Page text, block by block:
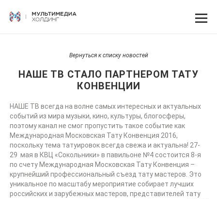
Вернуться к списку новостей
НАШЕ ТВ СТАЛО ПАРТНЕРОМ ТАТУ
КОНВЕНЦИИ
НАШЕ ТВ всегда на волне самых интересных и актуальных
событий из мира музыки, кино, культуры, блогосферы,
поэтому канал не смог пропустить такое событие как
Международная Московская Тату Конвенция 2016,
поскольку тема татуировок всегда свежа и актуальна! 27-
29 мая в КВЦ «Сокольники» в павильоне №4 состоится 8-я
по счету Международная Московская Тату Конвенция –
крупнейший профессиональный съезд тату мастеров. Это
уникальное по масштабу мероприятие собирает лучших
российских и зарубежных мастеров, представителей тату